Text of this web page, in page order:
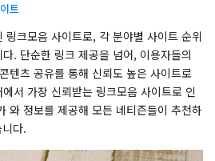
트
링크모음 사이트로, 각 분야별 사이트 순위
. 단순한 링크 제공을 넘어, 이용자들의
텐츠 공유를 통해 신뢰도 높은 사이트로
서 가장 신뢰받는 링크모음 사이트로 인
와 정보를 제공해 모든 네티즌들이 추천하
다.